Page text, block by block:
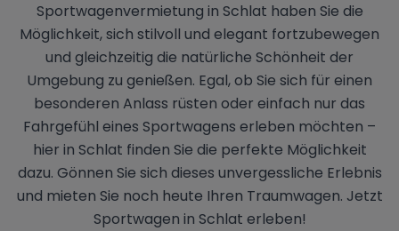
Sportwagenvermietung in Schlat haben Sie die
Möglichkeit, sich stilvoll und elegant fortzubewegen
und gleichzeitig die natürliche Schönheit der
Umgebung zu genießen. Egal, ob Sie sich für einen
besonderen Anlass rüsten oder einfach nur das
Fahrgefühl eines Sportwagens erleben möchten –
hier in Schlat finden Sie die perfekte Möglichkeit
dazu. Gönnen Sie sich dieses unvergessliche Erlebnis
und mieten Sie noch heute Ihren Traumwagen. Jetzt
Sportwagen in Schlat erleben!